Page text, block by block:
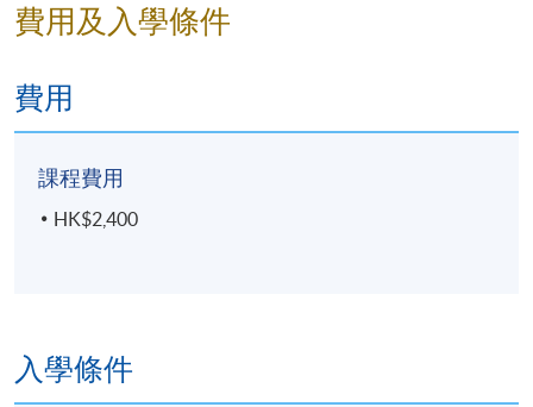
費用及入學條件
費用
課程費用
HK$2,400
入學條件